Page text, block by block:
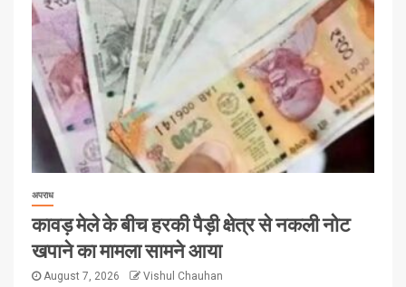
अपराध
कावड़ मेले के बीच हरकी पैड़ी क्षेत्र से नकली नोट
खपाने का मामला सामने आया
August 7, 2026 Vishul Chauhan